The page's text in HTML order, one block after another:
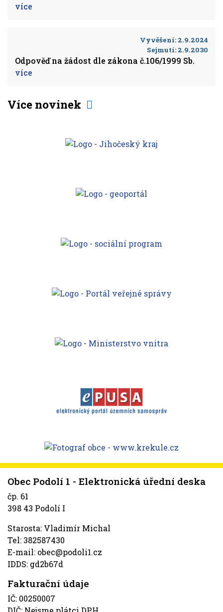
více
Vyvěšení: 2.9.2024
Sejmutí: 2.9.2030
Odpověď na žádost dle zákona č.106/1999 Sb.
více
Více novinek
Obec Podolí 1 - Elektronická úřední deska
čp. 61
398 43 Podolí I
Starosta: Vladimír Michal
Tel: 382587430
E-mail: obec@podoli1.cz
IDDS: gd2b67d
Fakturační údaje
IČ: 00250007